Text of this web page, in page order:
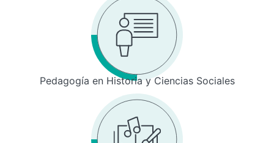
Pedagogía en Historia y Ciencias Sociales